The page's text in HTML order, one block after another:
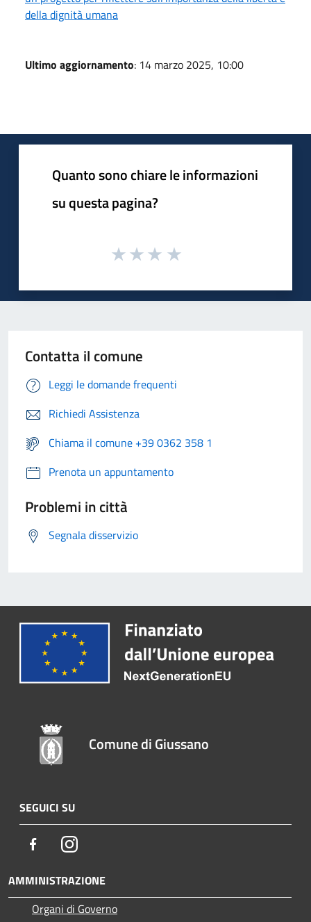
della dignità umana
Ultimo aggiornamento: 14 marzo 2025, 10:00
Quanto sono chiare le informazioni
su questa pagina?
Contatta il comune
Leggi le domande frequenti
Richiedi Assistenza
Chiama il comune +39 0362 358 1
Prenota un appuntamento
Problemi in città
Segnala disservizio
Comune di Giussano
SEGUICI SU
FacebookInstagram
AMMINISTRAZIONE
Organi di Governo